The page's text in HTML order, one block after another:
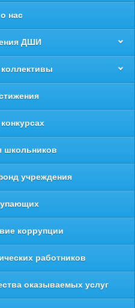
нас
ДШИ
школьников
учреждения
коррупции
работников
оказываемых услуг